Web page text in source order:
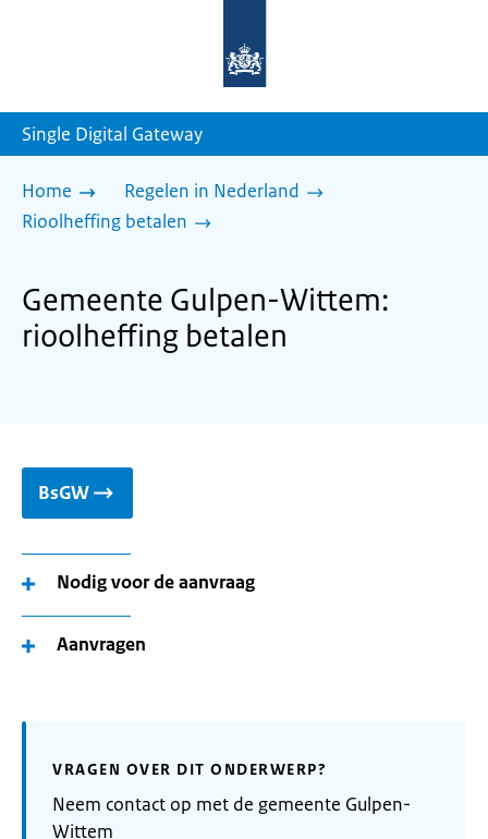
homepage
Single Digital Gateway
Home
Regelen in Nederland
Rioolheffing betalen
Gemeente Gulpen-Wittem:
rioolheffing betalen
BsGW
Nodig voor de aanvraag
Aanvragen
VRAGEN OVER DIT ONDERWERP?
Neem contact op met de gemeente Gulpen-
Wittem